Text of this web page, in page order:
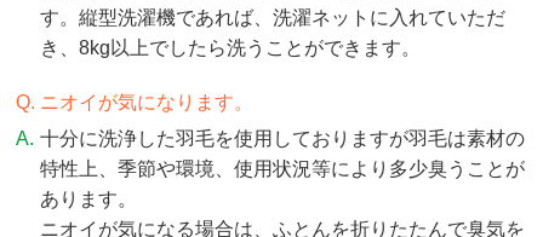
す。縦型洗濯機であれば、洗濯ネットに入れていただ
き、8kg以上でしたら洗うことができます。
ニオイが気になります。
十分に洗浄した羽毛を使用しておりますが羽毛は素材の
特性上、季節や環境、使用状況等により多少臭うことが
あります。
ニオイが気になる場合は、ふとんを折りたたんで臭気を